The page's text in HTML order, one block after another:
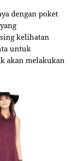
dengan poket
kelihatan
untuk
akan melakukan